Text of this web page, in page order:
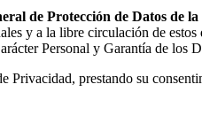
de Protección de Datos de
y a la libre circulación de
Personal y Garantía de los
prestando su